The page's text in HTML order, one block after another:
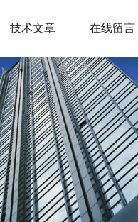
技术文章 在线留言